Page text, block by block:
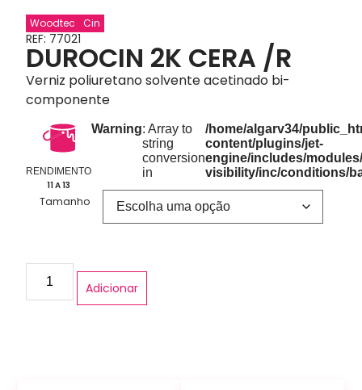
Woodtec Cin
REF: 77021
DUROCIN 2K CERA /R
Verniz poliuretano solvente acetinado bi-
componente
RENDIMENTO
11 A 13
Warning: Array to
string
conversion
in
/home/algarv34/
content/plugins/jet-
engine/includes/
visibility/inc/conditions/
Tamanho
Adicionar